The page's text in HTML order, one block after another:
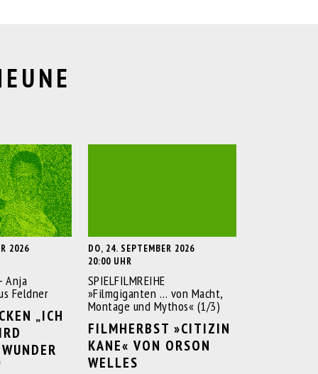
2026
Anja
Feldner
„ICH
E
G
DO, 24. SEPTEMBER 2026
20:00 UHR
SPIELFILMREIHE
»Filmgiganten … von Macht,
Montage und Mythos« (1/3)
FILMHERBST »CITIZIN
KANE« VON ORSON
WELLES